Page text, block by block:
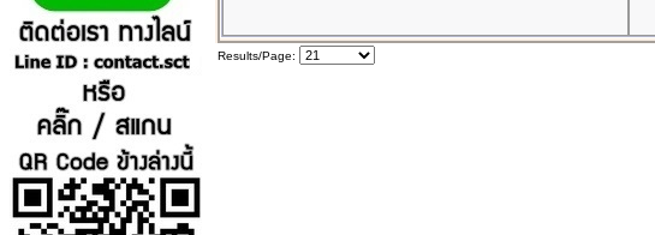
Results/Page: